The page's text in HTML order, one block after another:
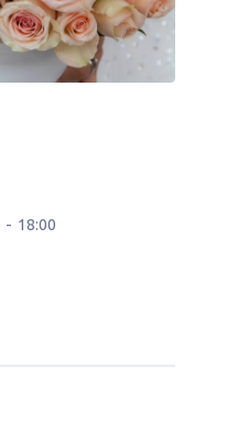
- 18:00